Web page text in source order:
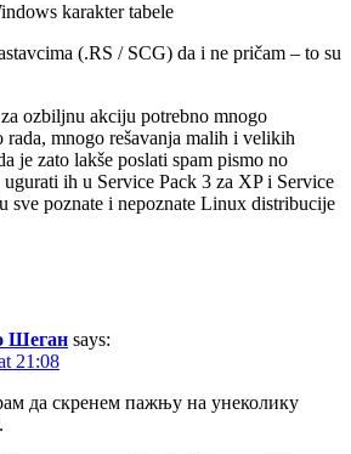
karakter tabele
(.RS / SCG) da i ne pričam – to su
ozbiljnu akciju potrebno mnogo
rada, mnogo rešavanja malih i velikih
je zato lakše poslati spam pismo no
ih u Service Pack 3 za XP i Service
sve poznate i nepoznate Linux distribucije
Шеган says:
21:08
да скренем пажњу на унеколику